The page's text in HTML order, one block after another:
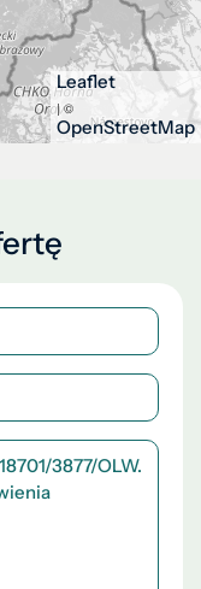
Leaflet
| ©
OpenStreetMap